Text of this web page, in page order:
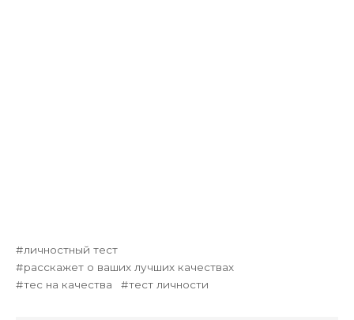
личностный тест
расскажет о ваших лучших качествах
тес на качества
тест личности